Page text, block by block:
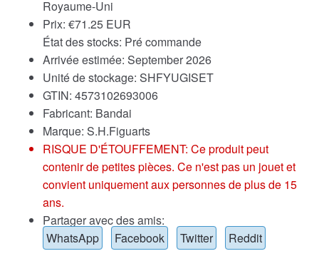
Royaume-Uni
Prix: €71.25 EUR
État des stocks: Pré commande
Arrivée estimée: September 2026
Unité de stockage: SHFYUGISET
GTIN: 4573102693006
Fabricant: Bandai
Marque: S.H.Figuarts
RISQUE D'ÉTOUFFEMENT: Ce produit peut
contenir de petites pièces. Ce n'est pas un jouet et
convient uniquement aux personnes de plus de 15
ans.
Partager avec des amis:
WhatsApp
Facebook Twitter Reddit